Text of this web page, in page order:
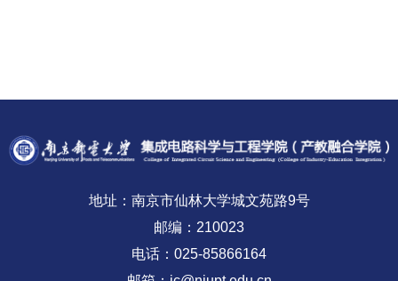
地址：南京市仙林大学城文苑路9号
邮编：210023
电话：025-85866164